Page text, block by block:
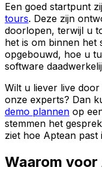
Een goed startpunt
tours. Deze zijn
doorlopen, terwijl u
het is om binnen het
opgebouwd, hoe u
software
Wilt u liever live
onze experts? Dan
demo plannen op
stemmen het
ziet hoe Aptean past
Waarom